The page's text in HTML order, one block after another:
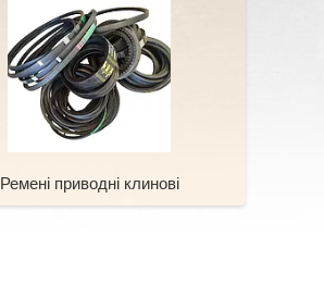
Ремені приводні клинові